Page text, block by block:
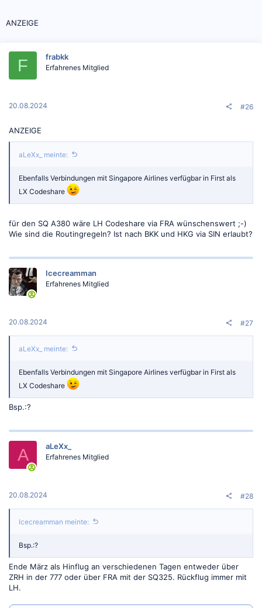
ANZEIGE
F frabkk
Erfahrenes Mitglied
20.08.2024 #26
ANZEIGE
aLeXx_ meinte:
Ebenfalls Verbindungen mit Singapore Airlines verfügbar in First als
LX Codeshare
für den SQ A380 wäre LH Codeshare via FRA wünschenswert ;-)
Wie sind die Routingregeln? Ist nach BKK und HKG via SIN erlaubt?
Icecreamman
Erfahrenes Mitglied
20.08.2024 #27
aLeXx_ meinte:
Ebenfalls Verbindungen mit Singapore Airlines verfügbar in First als
LX Codeshare
Bsp.:?
A aLeXx_
Erfahrenes Mitglied
20.08.2024 #28
Icecreamman meinte:
Bsp.:?
Ende März als Hinflug an verschiedenen Tagen entweder über
ZRH in der 777 oder über FRA mit der SQ325. Rückflug immer mit
LH.